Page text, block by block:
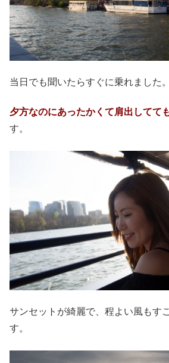
当日でも聞いたらすぐに乗れました。
夕方なのにあったかくて肩出してて
す。
サンセットが綺麗で、程よい風もす
す。